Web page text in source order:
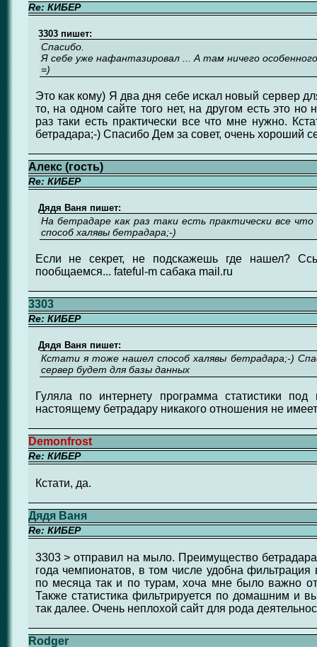
Re: КИБЕР
3303 пишет:
Спасибо.
Я себе уже нафантазировал ... А там ничего
=)
Это как кому) Я два дня себе искал новый сервер
то, на одном сайте того нет, на другом есть это но
раз таки есть практически все что мне нужно.
бетрадара;-) Спасибо Дем за совет, очень хороший
Алекс (гость)
Re: КИБЕР
Дядя Ваня пишет:
На бетрадаре как раз таки есть практически все
способ халявы бетрадара;-)
Если не секрет, не подскажешь где нашел?
пообщаемся... fateful-m сабака mail.ru
3303
Re: КИБЕР
Дядя Ваня пишет:
Кстати я тоже нашел способ халявы бетрадара;-)
сервер будет для базы данных
Гуляла по интернету программа статистики
настоящему бетрадару никакого отношения не
Demonfrost
Re: КИБЕР
Кстати, да.
Дядя Ваня
Re: КИБЕР
3303 > отправил на мыло. Преимущество бетрадара
года чемпионатов, в том числе удобна фильтрация
по месяца так и по турам, хоча мне было важно
Также статистика фильтрируется по домашним и
так далее. Очень неплохой сайт для рода
Rodger